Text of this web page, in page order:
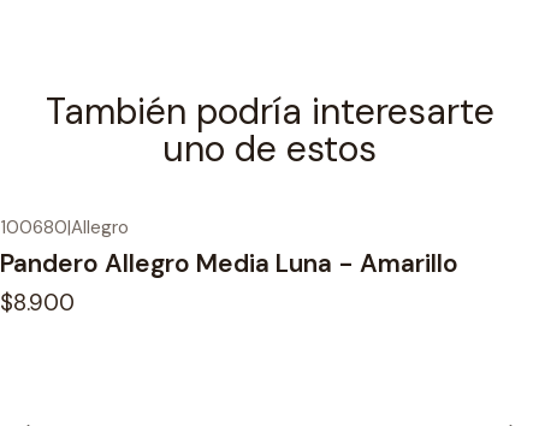
También podría interesarte
uno de estos
100680|Allegro
Pandero Allegro Media Luna - Amarillo
$8.900